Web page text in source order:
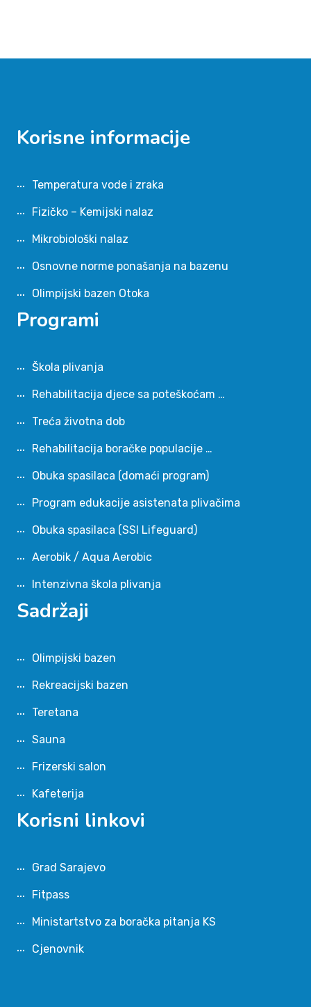
Korisne informacije
Temperatura vode i zraka
Fizičko – Kemijski nalaz
Mikrobiološki nalaz
Osnovne norme ponašanja na bazenu
Olimpijski bazen Otoka
Programi
Škola plivanja
Rehabilitacija djece sa poteškoćam …
Treća životna dob
Rehabilitacija boračke populacije …
Obuka spasilaca (domaći program)
Program edukacije asistenata plivačima
Obuka spasilaca (SSI Lifeguard)
Aerobik / Aqua Aerobic
Intenzivna škola plivanja
Sadržaji
Olimpijski bazen
Rekreacijski bazen
Teretana
Sauna
Frizerski salon
Kafeterija
Korisni linkovi
Grad Sarajevo
Fitpass
Ministartstvo za boračka pitanja KS
Cjenovnik